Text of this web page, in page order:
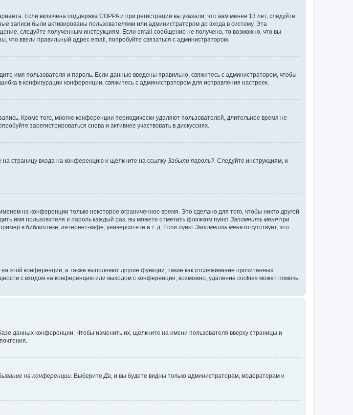
Если включена поддержка COPPA и при регистрации вы указали, что вам менее 13 лет, следуйте
записи были активированы пользователями или администратором до входа в систему. Эта
следуйте полученным инструкциям. Если email-сообщение не получено, то возможно, что вы
что ввели правильный адрес email, попробуйте связаться с администратором.
имя пользователя и пароль. Если данные введены правильно, свяжитесь с администратором, чтобы
в конфигурации конференции, свяжитесь с администратором для исправления настроек.
Кроме того, многие конференции периодически удаляют пользователей, длительное время не
зарегистрироваться снова и активнее участвовать в дискуссиях.
на страницу входа на конференцию и щёлкните на ссылку Забыли пароль?. Следуйте инструкциям, и
на конференции только некоторое ограниченное время. Это сделано для того, чтобы никто другой
имя пользователя и пароль каждый раз, вы можете отметить флажком пункт Запомнить меня при
в библиотеке, интернет-кафе, университете и т. д. Если пункт Запомнить меня отсутствует, это
этой конференции, а также выполняют другие функции, такие как отслеживание прочитанных
с входом на конференцию или выходом с конференции, возможно, удаление cookies может помочь.
данных конференции. Чтобы изменить их, щёлкните на имени пользователя вверху страницы и
на конференции. ВыберитеДа, и вы будете видны только администраторам, модераторам и